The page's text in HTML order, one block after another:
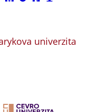
univerzita